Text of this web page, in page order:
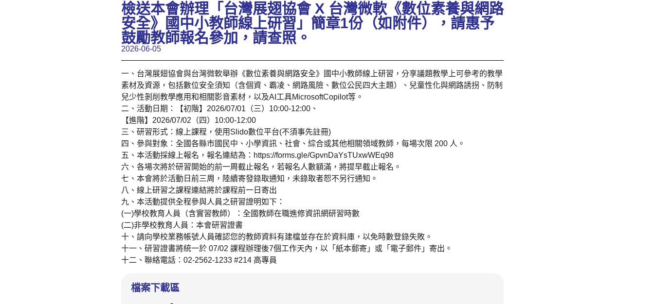
檢送本會辦理「台灣展翅協會 X 台灣微軟《數位素養與網路
安全》國中小教師線上研習」簡章1份（如附件），請惠予
鼓勵教師報名參加，請查照。
2026-06-05
一、台灣展翅協會與台灣微軟舉辦《數位素養與網路安全》國中小教師線上研習，分享議題教學上可參考的教學
素材及資源，包括數位安全須知（含個資、霸凌、網路風險、數位公民四大主題）、兒童性化與網路誘拐、防制
兒少性剝削教學應用和相關影音素材，以及AI工具MicrosoftCopilot等。
二、活動日期：【初階】2026/07/01（三）10:00-12:00、
【進階】2026/07/02（四）10:00-12:00
三、研習形式：線上課程，使用Slido數位平台(不須事先註冊)
四、參與對象：全國各縣市國民中、小學資訊、社會、綜合或其他相關領域教師，每場次限 200 人。
五、本活動採線上報名，報名連結為：https://forms.gle/GpvnDaYsTUxwWEq98
六、各場次將於研習開始的前一周截止報名，若報名人數額滿，將提早截止報名。
七、本會將於活動日前三周，陸續寄發錄取通知，未錄取者恕不另行通知。
八、線上研習之課程連結將於課程前一日寄出
九、本活動提供全程參與人員之研習證明如下：
(一)學校教育人員（含實習教師）：全國教師在職進修資訊網研習時數
(二)非學校教育人員：本會研習證書
十、請向學校業務帳號人員確認您的教師資料有建檔並存在於資料庫，以免時數登錄失敗。
十一、研習證書將統一於 07/02 課程辦理後7個工作天內，以「紙本郵寄」或「電子郵件」寄出。
十二、聯絡電話：02-2562-1233 #214 高專員
檔案下載區